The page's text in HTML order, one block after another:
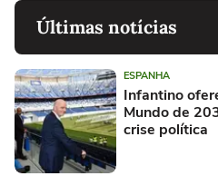
Últimas notícias
ESPANHA
Infantino
Mundo de
crise política